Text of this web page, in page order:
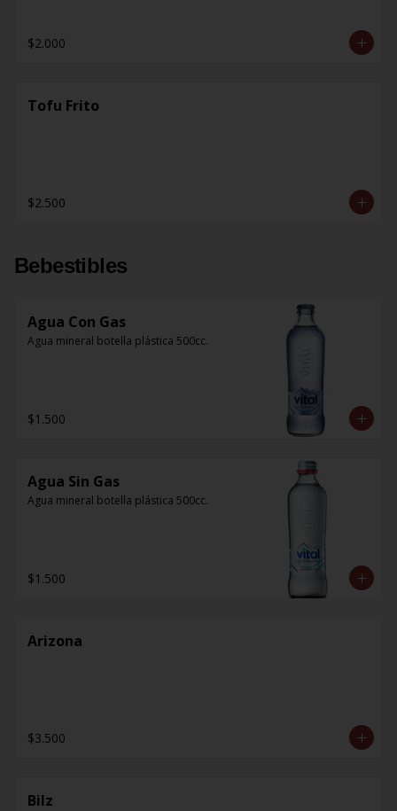
$2.000
Tofu Frito
$2.500
Bebestibles
Agua Con Gas
Agua mineral botella plástica 500cc.
$1.500
Agua Sin Gas
Agua mineral botella plástica 500cc.
$1.500
Arizona
$3.500
Bilz